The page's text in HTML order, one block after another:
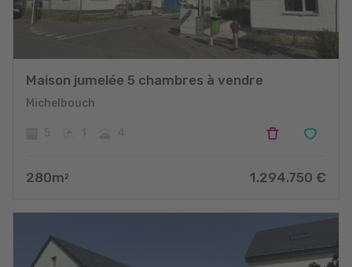
Maison jumelée 5 chambres à vendre
Michelbouch
280m 2 1.294.750 €